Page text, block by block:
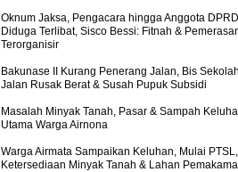
Warga Airnona
:Oknum Jaksa, Pengacara hingga Anggota DPRD
Diduga Terlibat, Sisco Bessi: Fitnah &
Terorganisir
Bakunase II Kurang Penerang Jalan, Bis
Jalan Rusak Berat & Susah Pupuk Subsidi
Masalah Minyak Tanah, Pasar & Sampah
Utama Warga Airnona
Warga Airmata Sampaikan Keluhan, Mulai PTSL,
Ketersediaan Minyak Tanah & Lahan